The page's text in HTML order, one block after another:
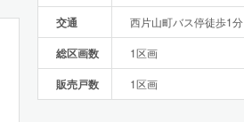
交通 西片山町バス停徒歩1分
総区画数 1区画
販売戸数 1区画